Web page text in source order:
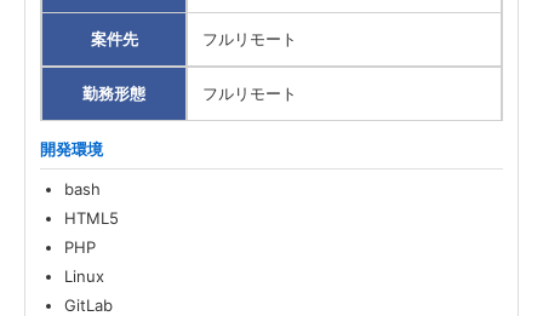
案件先 フルリモート
勤務形態 フルリモート
開発環境
bash
HTML5
PHP
Linux
GitLab